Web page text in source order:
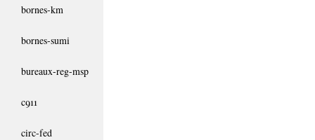
bornes-km
bornes-sumi
bureaux-reg-msp
c911
circ-fed